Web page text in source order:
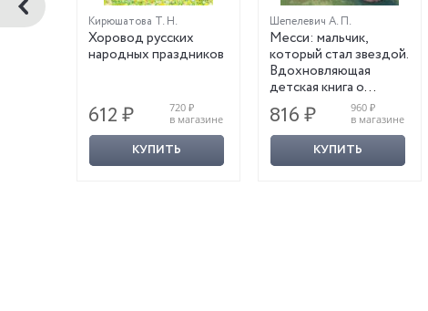
Кирюшатова Т. Н.
Хоровод русских
народных праздников
612 ₽
720 ₽
в магазине
КУПИТЬ
Шепелевич А. П.
Месси: мальчик,
который стал звездой.
Вдохновляющая
детская книга о
Лионеле Месси—
одном из лучших
футболистов в
истории
816 ₽
960 ₽
в магазине
КУПИТЬ